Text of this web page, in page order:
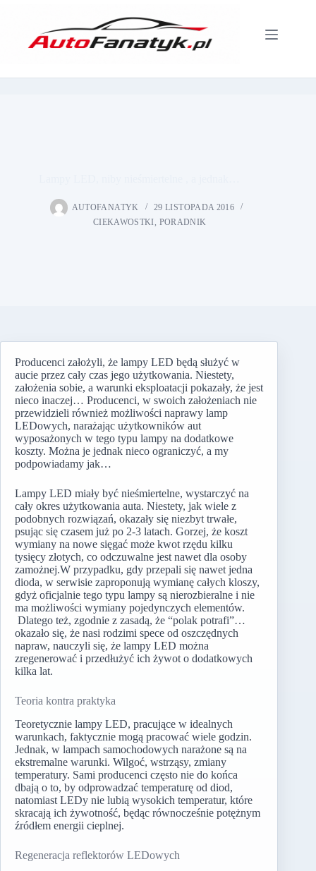
AUTOFANATYK
29 LISTOPADA 2016
CIEKAWOSTKI, PORADNIK
Producenci założyli, że lampy LED będą służyć w
aucie przez cały czas jego użytkowania. Niestety,
założenia sobie, a warunki eksploatacji pokazały, że jest
nieco inaczej… Producenci, w swoich założeniach nie
przewidzieli również możliwości naprawy lamp
LEDowych, narażając użytkowników aut
wyposażonych w tego typu lampy na dodatkowe
koszty. Można je jednak nieco ograniczyć, a my
podpowiadamy jak…
Lampy LED miały być nieśmiertelne, wystarczyć na
cały okres użytkowania auta. Niestety, jak wiele z
podobnych rozwiązań, okazały się niezbyt trwałe,
psując się czasem już po 2-3 latach. Gorzej, że koszt
wymiany na nowe sięgać może kwot rzędu kilku
tysięcy złotych, co odczuwalne jest nawet dla osoby
zamożnej.W przypadku, gdy przepali się nawet jedna
dioda, w serwisie zaproponują wymianę całych kloszy,
gdyż oficjalnie tego typu lampy są nierozbieralne i nie
ma możliwości wymiany pojedynczych elementów.
Dlatego też, zgodnie z zasadą, że “polak potrafi”…
okazało się, że nasi rodzimi spece od oszczędnych
napraw, nauczyli się, że lampy LED można
zregenerować i przedłużyć ich żywot o dodatkowych
kilka lat.
Teoria kontra praktyka
Teoretycznie lampy LED, pracujące w idealnych
warunkach, faktycznie mogą pracować wiele godzin.
Jednak, w lampach samochodowych narażone są na
ekstremalne warunki. Wilgoć, wstrząsy, zmiany
temperatury. Sami producenci często nie do końca
dbają o to, by odprowadzać temperaturę od diod,
natomiast LEDy nie lubią wysokich temperatur, które
skracają ich żywotność, będąc równocześnie potężnym
źródłem energii cieplnej.
Regeneracja reflektorów LEDowych